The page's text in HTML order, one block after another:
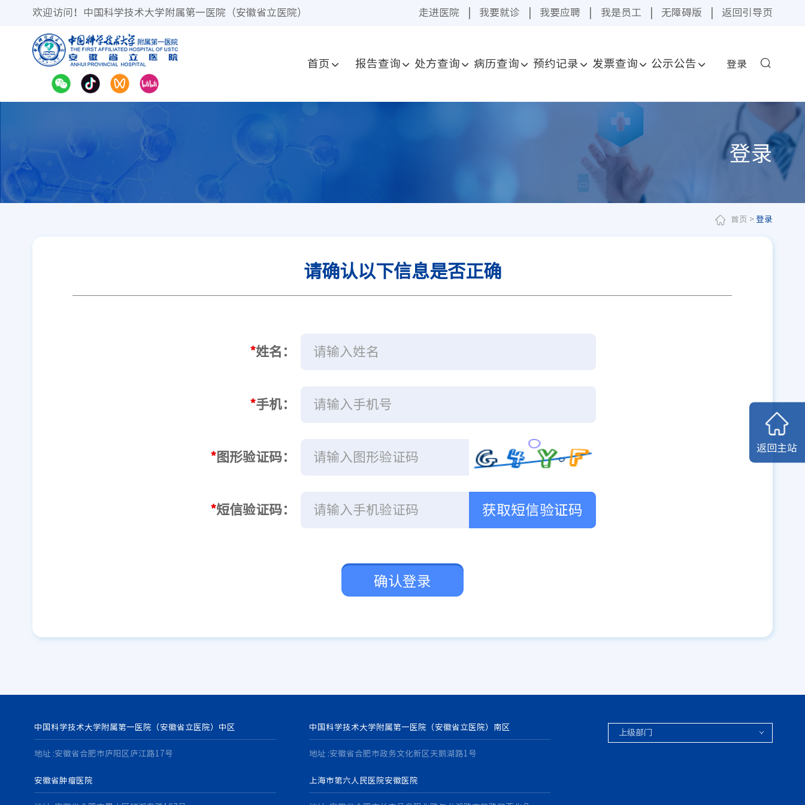
欢迎访问！中国科学技术大学附属第一医院（安徽省立医院） 走进医院 我要就诊 我要应聘 我是员工 无障碍版 返回引导页
登录
首页 报告查询 处方查询 病历查询 预约记录 发票查询 公示公告
登录
首页 >登录
请确认以下信息是否正确
*姓名：
*手机：
*图形验证码：
*短信验证码： 获取短信验证码
确认登录
中国科学技术大学附属第一医院（安徽省立医院）中区
地址 :安徽省合肥市庐阳区庐江路17号
中国科学技术大学附属第一医院（安徽省立医院）南区
地址 :安徽省合肥市政务文化新区天鹅湖路1号
安徽省肿瘤医院 上海市第六人民医院安徽医院
返回主站